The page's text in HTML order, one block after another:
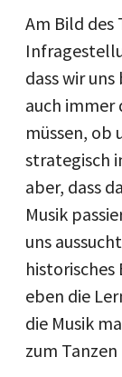
Am Bild des
dass wir
auch immer
müssen, ob
strategisch
aber, dass
Musik
uns
historisches
eben die
die Musik
zum